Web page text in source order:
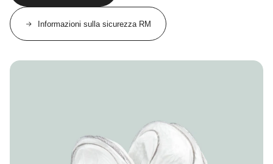
Informazioni sulla sicurezza RM
Image